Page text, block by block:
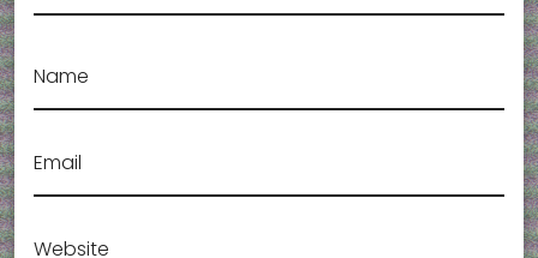
Name
Email
Website